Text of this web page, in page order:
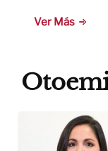
Ver Más